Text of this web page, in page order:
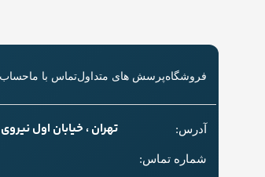
فروشگاهپرسش های متداولتماس با ماحساب
آدرس: تهران ، خیابان اول
شماره تماس: